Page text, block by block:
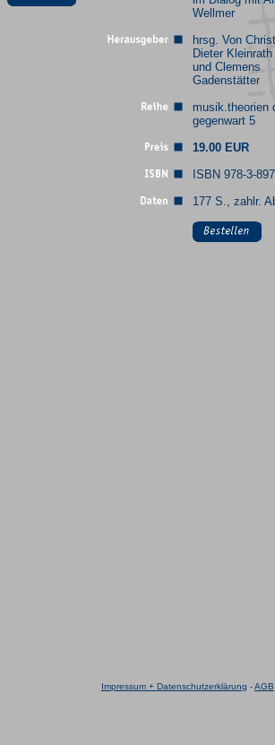
Wellmer
hrsg. Von
Dieter Kleinrath
und Clemens
Gadenstätter
musik.theorien
gegenwart 5
19.00 EUR
ISBN 978-3-
177 S., zahlr.
Impressum + Datenschutzerklärung -AGB